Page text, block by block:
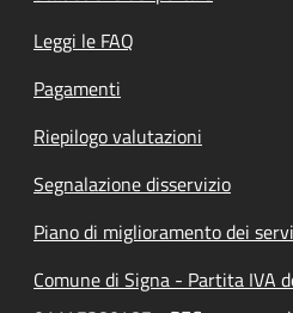
Leggi le FAQ
Pagamenti
Riepilogo valutazioni
Segnalazione disservizio
Piano di miglioramento dei
Comune di Signa - Partita IVA